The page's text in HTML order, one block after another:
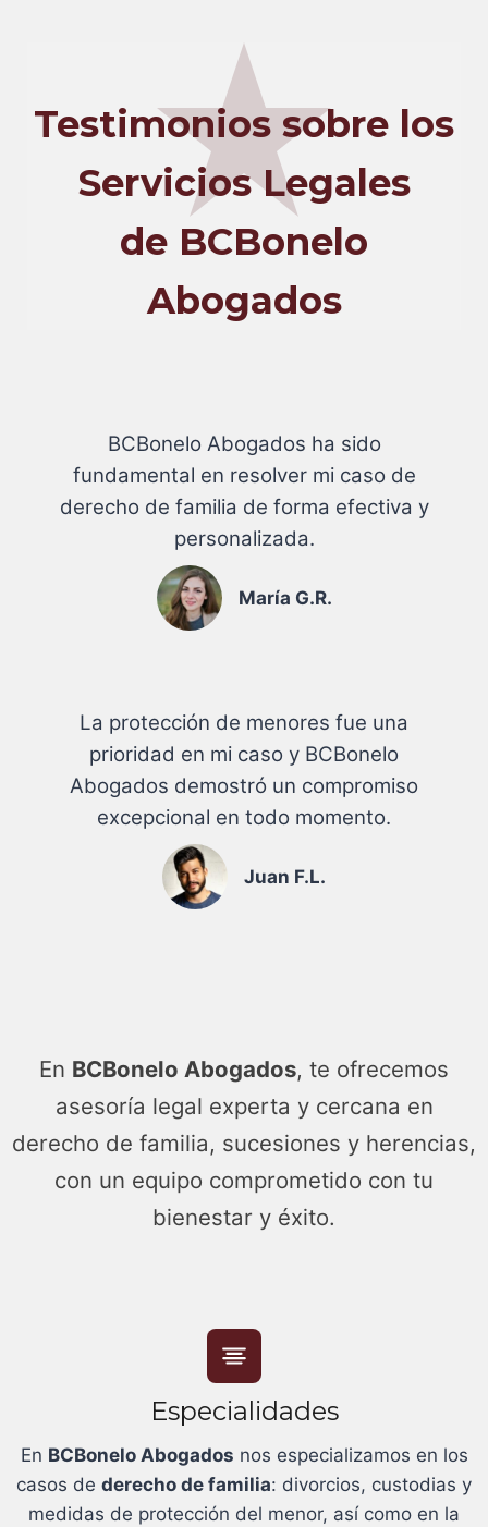
Testimonios sobre los
Servicios Legales
de BCBonelo
Abogados
BCBonelo Abogados ha sido
fundamental en resolver mi caso de
derecho de familia de forma efectiva y
personalizada.
María G.R.
La protección de menores fue una
prioridad en mi caso y BCBonelo
Abogados demostró un compromiso
excepcional en todo momento.
Juan F.L.
En BCBonelo Abogados, te ofrecemos
asesoría legal experta y cercana en
derecho de familia, sucesiones y herencias,
con un equipo comprometido con tu
bienestar y éxito.
Especialidades
En BCBonelo Abogados nos especializamos en los
casos de derecho de familia: divorcios, custodias y
medidas de protección del menor, así como en la